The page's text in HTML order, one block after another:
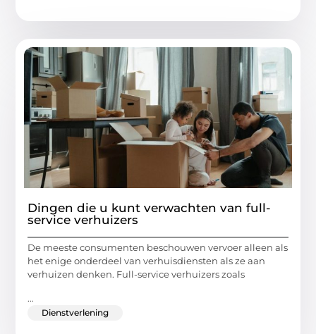
Dingen die u kunt verwachten van full-
service verhuizers
De meeste consumenten beschouwen vervoer alleen als
het enige onderdeel van verhuisdiensten als ze aan
verhuizen denken. Full-service verhuizers zoals
...
Dienstverlening